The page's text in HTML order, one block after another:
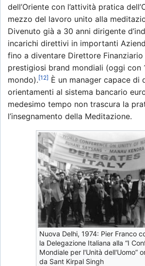
dell’Oriente con l’attività pratica
mezzo del lavoro unito alla
Divenuto già a 30 anni dirigente
incarichi direttivi in importanti
fino a diventare Direttore
prestigiosi brand mondiali (oggi con
mondo).[12] È un manager capace di
orientamenti al sistema bancario
medesimo tempo non trascura la
l’insegnamento della Meditazione.
Nuova Delhi, 1974: Pier Franco
la Delegazione Italiana alla “I
Mondiale per l'Unità dell'Uomo”
da Sant Kirpal Singh